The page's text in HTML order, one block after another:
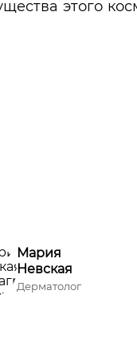
этого
Мария
Невская
Дерматолог